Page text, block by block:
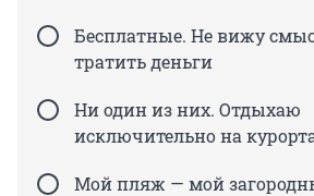
Бесплатные. Не вижу
тратить деньги
Ни один из них. Отдыхаю
исключительно на
Мой пляж — мой